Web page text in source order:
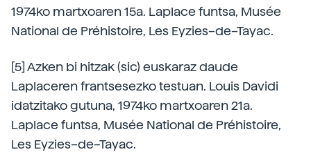
1974ko martxoaren 15a. Laplace funtsa, Musée
National de Préhistoire, Les Eyzies–de–Tayac.
[5] Azken bi hitzak (sic) euskaraz daude
Laplaceren frantsesezko testuan. Louis Davidi
idatzitako gutuna, 1974ko martxoaren 21a.
Laplace funtsa, Musée National de Préhistoire,
Les Eyzies–de–Tayac.